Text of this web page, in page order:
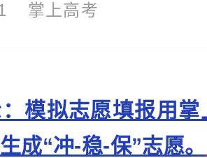
掌上高考
模拟志愿填报用
成“冲-稳-保”志愿。